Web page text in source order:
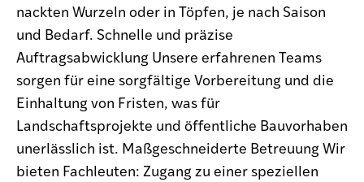
nackten Wurzeln oder in Töpfen, je nach Saison
und Bedarf. Schnelle und präzise
Auftragsabwicklung Unsere erfahrenen Teams
sorgen für eine sorgfältige Vorbereitung und die
Einhaltung von Fristen, was für
Landschaftsprojekte und öffentliche Bauvorhaben
unerlässlich ist. Maßgeschneiderte Betreuung Wir
bieten Fachleuten: Zugang zu einer speziellen